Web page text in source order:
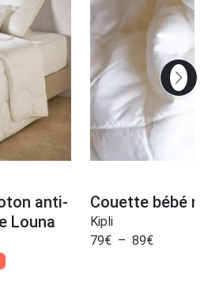
anti-
Louna
Couette bébé
Kipli
79€ – 89€